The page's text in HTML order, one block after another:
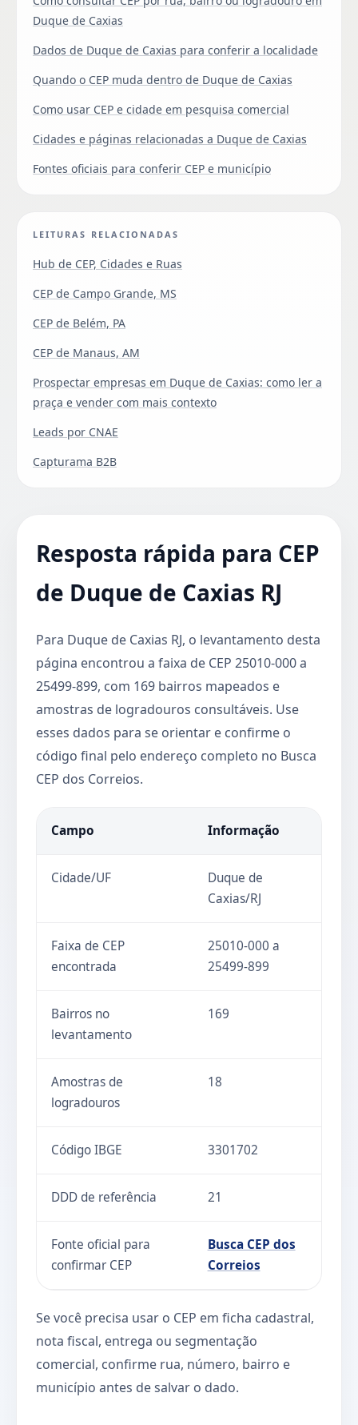
Duque de Caxias
Dados de Duque de Caxias para conferir a localidade
Quando o CEP muda dentro de Duque de Caxias
Como usar CEP e cidade em pesquisa comercial
Cidades e páginas relacionadas a Duque de Caxias
Fontes oficiais para conferir CEP e município
LEITURAS RELACIONADAS
Hub de CEP, Cidades e Ruas
CEP de Campo Grande, MS
CEP de Belém, PA
CEP de Manaus, AM
Prospectar empresas em Duque de Caxias: como ler a
praça e vender com mais contexto
Leads por CNAE
Capturama B2B
Resposta rápida para CEP
de Duque de Caxias RJ
Para Duque de Caxias RJ, o levantamento desta
página encontrou a faixa de CEP 25010-000 a
25499-899, com 169 bairros mapeados e
amostras de logradouros consultáveis. Use
esses dados para se orientar e confirme o
código final pelo endereço completo no Busca
CEP dos Correios.
Campo Informação
Cidade/UF
Duque de
Caxias/RJ
Faixa de CEP
encontrada
25010-000 a
25499-899
Bairros no
levantamento
169
Amostras de
logradouros
18
Código IBGE 3301702
DDD de referência 21
Fonte oficial para
confirmar CEP
Busca CEP dos
Correios
Se você precisa usar o CEP em ficha cadastral,
nota fiscal, entrega ou segmentação
comercial, confirme rua, número, bairro e
município antes de salvar o dado.